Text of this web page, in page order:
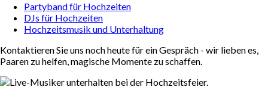
Partyband für Hochzeiten
DJs für Hochzeiten
Hochzeitsmusik und Unterhaltung
Kontaktieren Sie uns noch heute für ein Gespräch - wir lieben es,
Paaren zu helfen, magische Momente zu schaffen.